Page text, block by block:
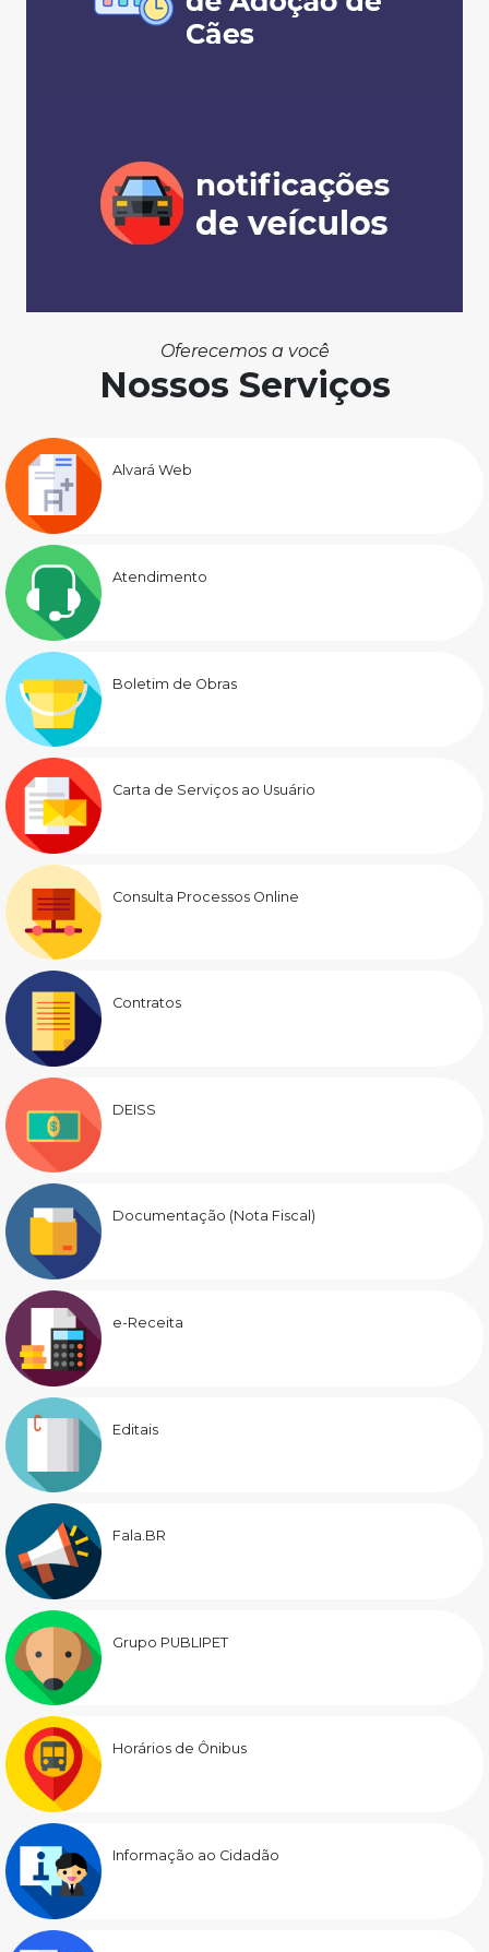
Oferecemos a você
Nossos Serviços
Alvará Web
Atendimento
Boletim de Obras
Carta de Serviços ao Usuário
Consulta Processos Online
Contratos
DEISS
Documentação (Nota Fiscal)
e-Receita
Editais
Fala.BR
Grupo PUBLIPET
Horários de Ônibus
Informação ao Cidadão